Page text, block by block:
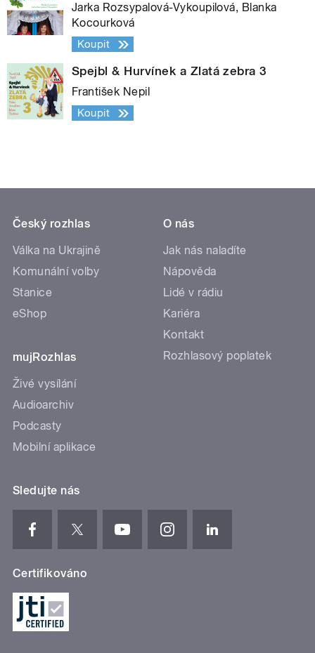
Jarka Rozsypalová-Vykoupilová, Blanka
Kocourková
Koupit
Spejbl & Hurvínek a Zlatá zebra 3
František Nepil
Koupit
Český rozhlas
Válka na Ukrajině
Komunální volby
Stanice
eShop
mujRozhlas
Živé vysílání
Audioarchiv
Podcasty
Mobilní aplikace
O nás
Jak nás naladíte
Nápověda
Lidé v rádiu
Kariéra
Kontakt
Rozhlasový poplatek
Sledujte nás
Certifikováno